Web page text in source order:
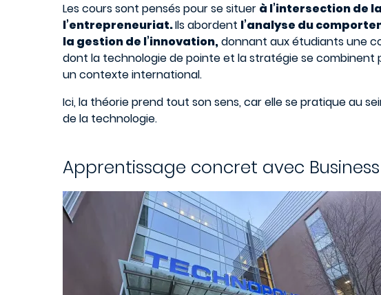
Les cours sont pensés pour se situer à l’intersection de
l’entrepreneuriat.Ils abordent l’analyse du
la gestion de l’innovation,donnant aux étudiants une
dont la technologie de pointe et la stratégie se combinent
un contexte international.
Ici, la théorie prend tout son sens, car elle se pratique au
de la technologie.
Apprentissage concret avec
Image